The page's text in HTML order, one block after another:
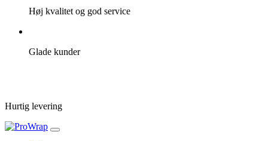
Høj kvalitet og god service
Glade kunder
Hurtig levering